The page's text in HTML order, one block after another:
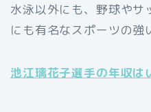
水泳以外にも、野球やサ
にも有名なスポーツの強
池江璃花子選手の年収は